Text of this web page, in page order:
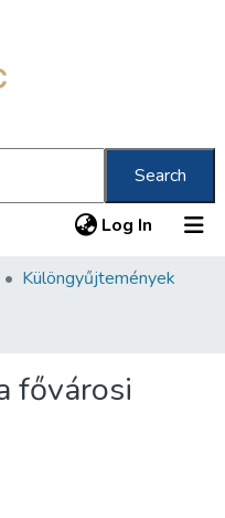
Search
Log In (current)
Különgyűjtemények
fővárosi